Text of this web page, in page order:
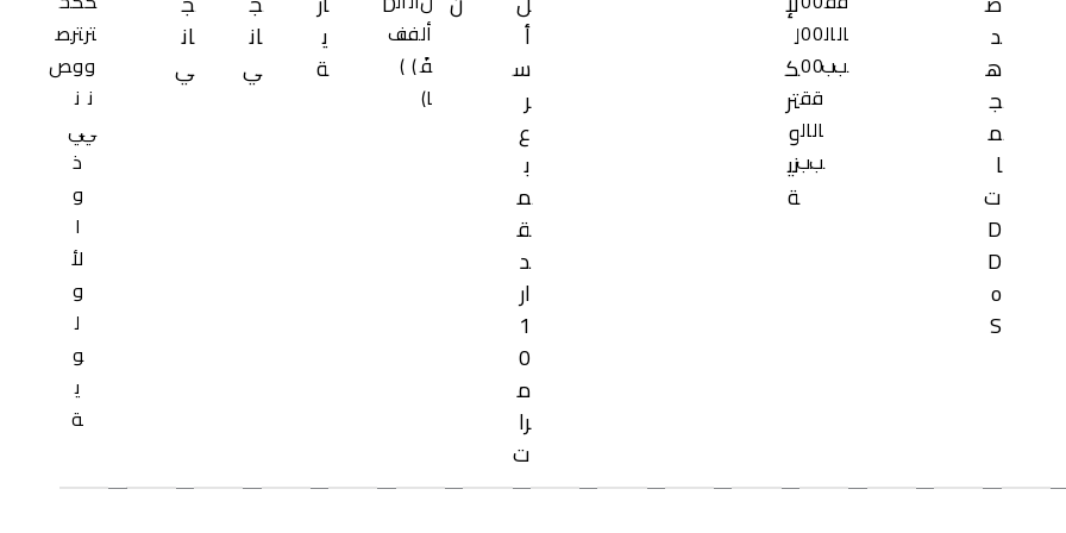
د
ه
ج
م
ا
ت
D
D
o
S
ال
ب
ال
ب
0
0
ق
ال
ب
0
0
ق
ال
ب
ل
ك
تر
و
ني
ة
أ
س
ر
ع
ب
م
ق
د
ار
1
0
م
را
ت
أل
فً
ا)
ف
)
ف
)
ي
ة
ان
ي
ان
ي
تر
و
ن
ي
تر
و
ن
ي
ذ
و
ا
لأ
و
ل
و
ي
ة
ص
ص